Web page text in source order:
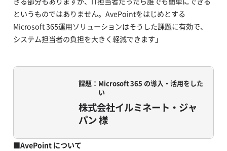
というものではありません。AvePointをはじめとする
Microsoft 365運用ソリューションはそうした課題に有効で、
システム担当者の負担を大きく軽減できます」
課題
Microsoft 365 の導入・活用をした
い
株式会社イルミネート・ジャ
パン 様
■AvePoint について